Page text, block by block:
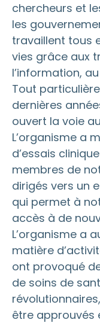
chercheurs et
les
travaillent tous
vies grâce aux
l’information,
Tout
dernières
ouvert la voie
L’organisme a
d’essais
membres de
dirigés vers un
qui permet à
accès à de
L’organisme a
matière
ont provoqué
de soins de
être approuvés